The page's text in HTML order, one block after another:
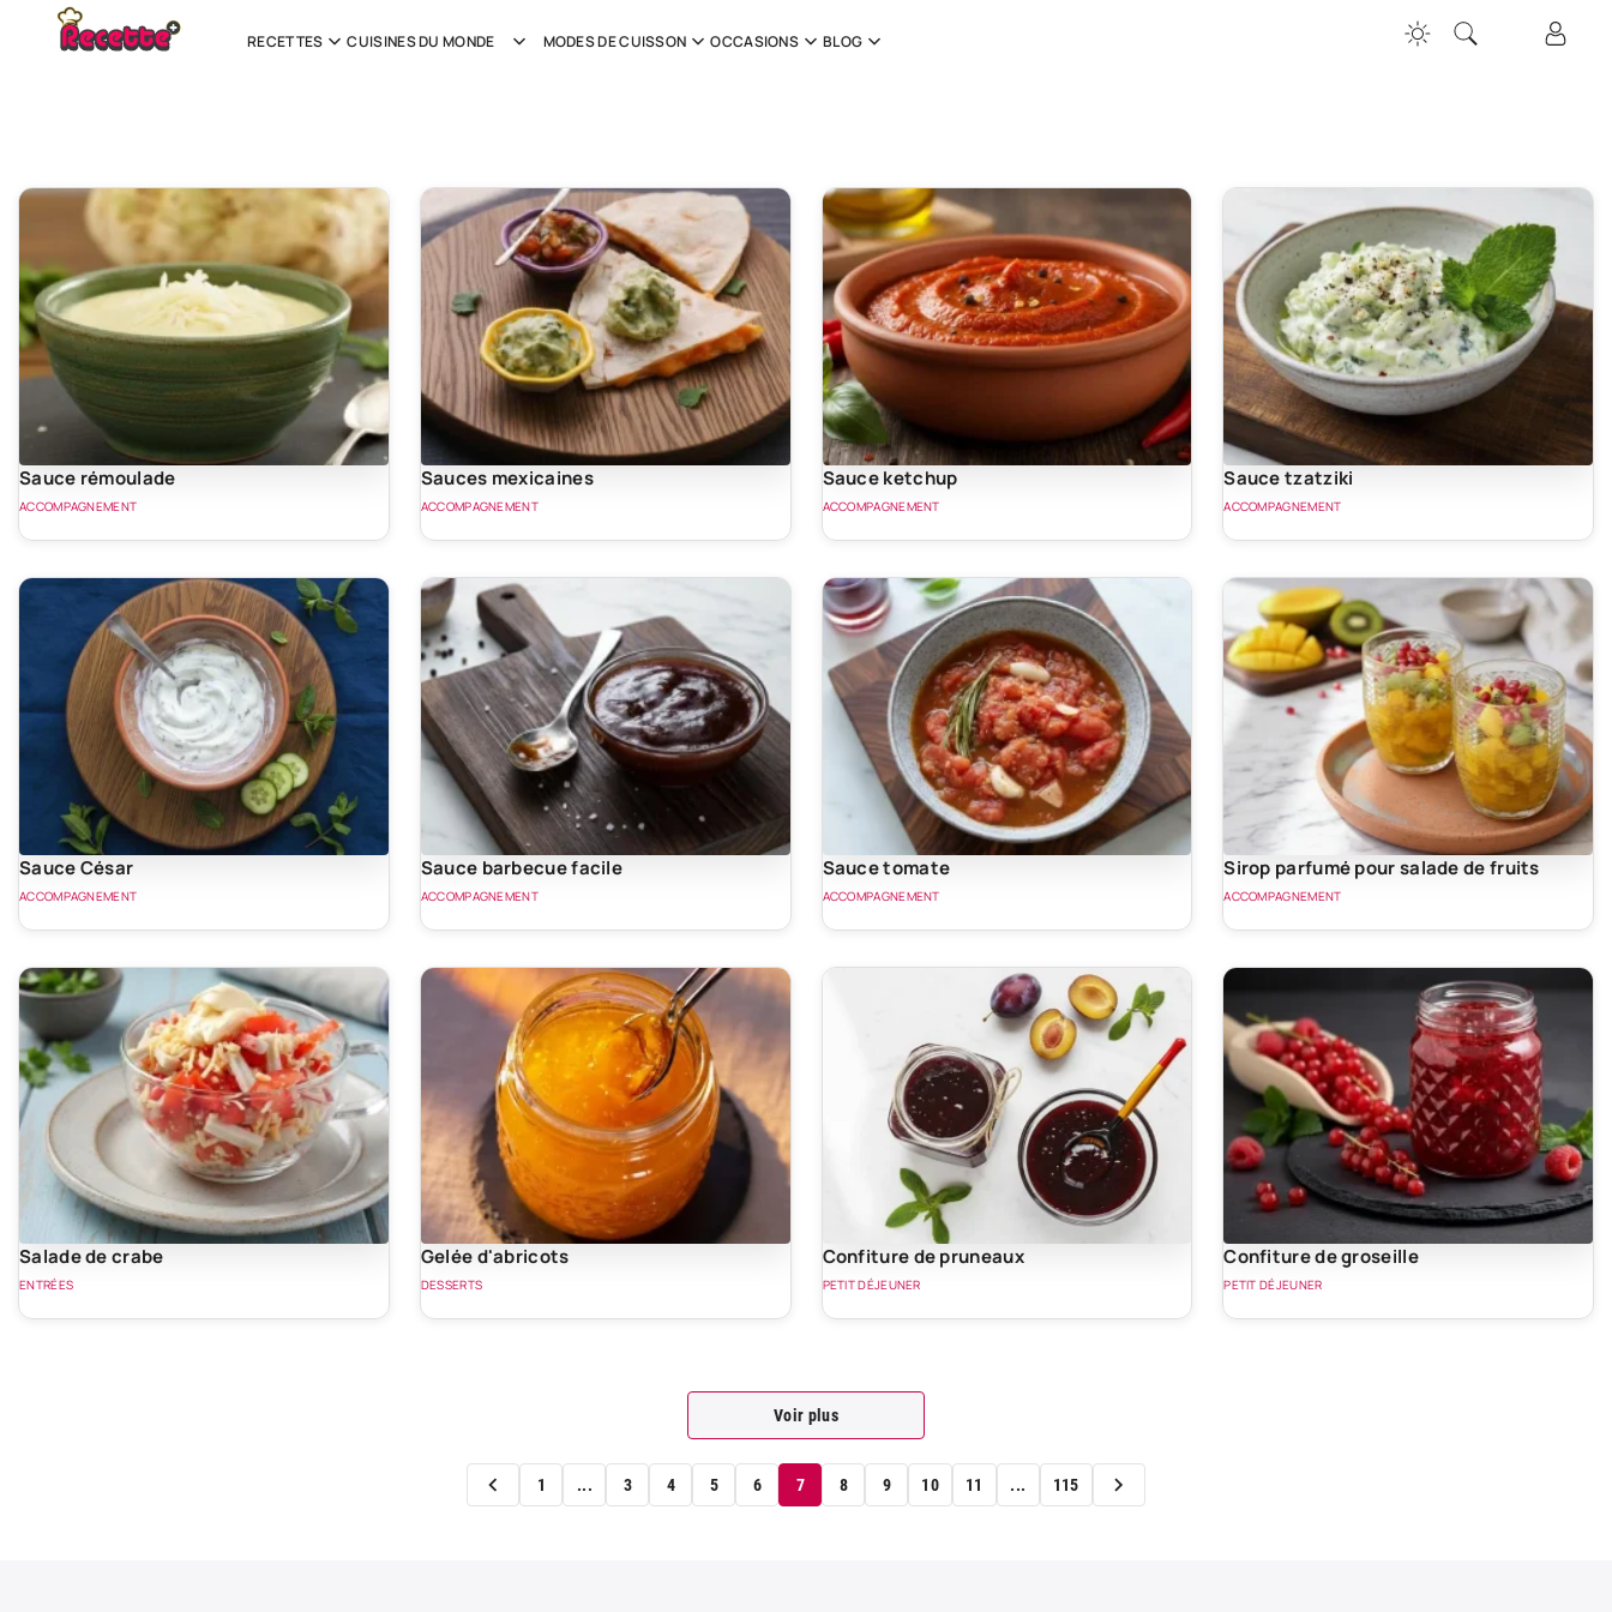
RECETTES CUISINES DU MONDE MODES DE CUISSON OCCASIONS BLOG
Sauce rémoulade
ACCOMPAGNEMENT
Sauces mexicaines
ACCOMPAGNEMENT
Sauce ketchup
ACCOMPAGNEMENT
Sauce tzatziki
ACCOMPAGNEMENT
Sauce César
ACCOMPAGNEMENT
Sauce barbecue facile
ACCOMPAGNEMENT
Sauce tomate
ACCOMPAGNEMENT
Sirop parfumé pour salade de fruits
ACCOMPAGNEMENT
Salade de crabe
ENTRÉES
Gelée d'abricots
DESSERTS
Confiture de pruneaux
PETIT DÉJEUNER
Confiture de groseille
PETIT DÉJEUNER
Voir plus
1 ... 3 4 5 6 7 8 9 10 11 ... 115